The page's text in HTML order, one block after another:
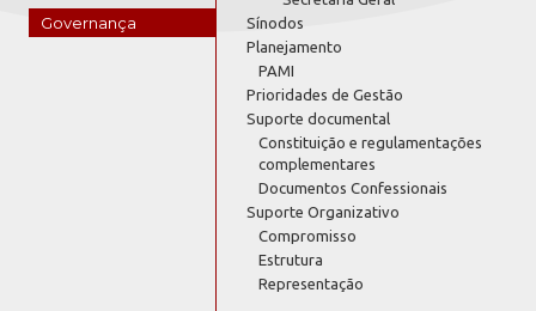
Governança
Sínodos
Planejamento
PAMI
Prioridades de Gestão
Suporte documental
Constituição e regulamentações
complementares
Documentos Confessionais
Suporte Organizativo
Compromisso
Estrutura
Representação